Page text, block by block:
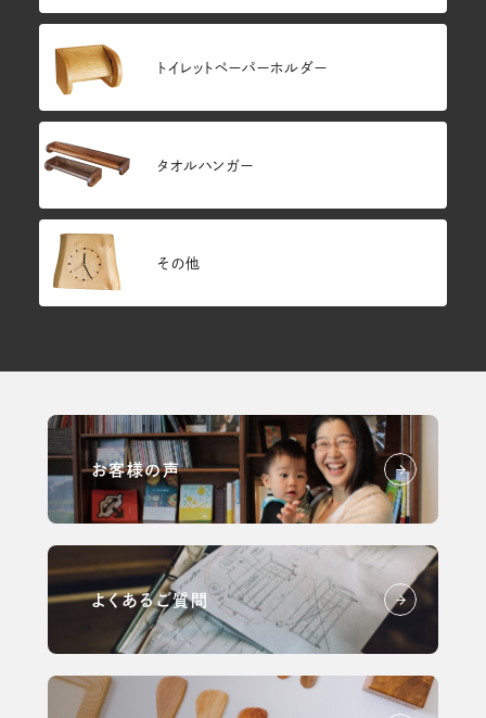
トイレットペーパーホルダー
タオルハンガー
その他
お客様の声
よくあるご質問